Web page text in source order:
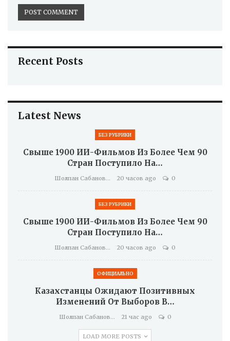
Recent Posts
Latest News
БЕЗ РУБРИКИ
Свыше 1900 ИИ-Фильмов Из Более Чем 90
Стран Поступило На…
Шолпан Сабанова 20 часов ago 0
БЕЗ РУБРИКИ
Свыше 1900 ИИ-Фильмов Из Более Чем 90
Стран Поступило На…
Шолпан Сабанова 20 часов ago 0
ОФИЦИАЛЬНО
Казахстанцы Ожидают Позитивных
Изменений От Выборов В…
Шолпан Сабанова 21 час ago 0
LOAD MORE POSTS